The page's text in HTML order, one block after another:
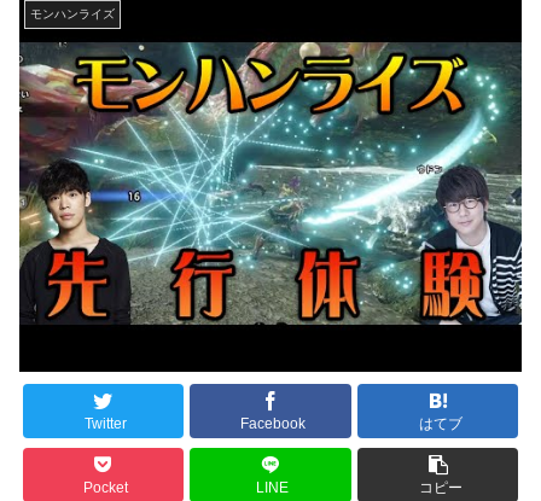
モンハンライズ
Twitter Facebook はてブ
Pocket LINE コピー